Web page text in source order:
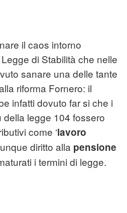
il caos intorno
di Stabilità che nelle
sanare una delle tante
riforma Fornero: il
infatti dovuto far si che i
legge 104 fossero
come ‘lavoro
diritto alla pensione
i termini di legge.